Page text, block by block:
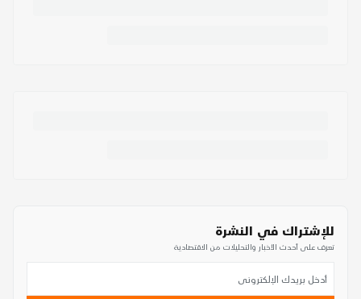
للإشتراك في النشرة
تعرف على أحدث الأخبار والتحليلات من الاقتصادية